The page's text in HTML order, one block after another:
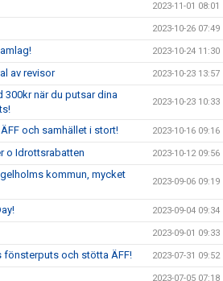
2023-11-01 08:01
2023-10-26 07:49
2023-10-24 11:30
av revisor 2023-10-23 13:57
300kr när du putsar dina
2023-10-23 10:33
och samhället i stort! 2023-10-16 09:16
o Idrottsrabatten 2023-10-12 09:56
kommun, mycket
2023-09-06 09:19
2023-09-04 09:34
2023-09-01 09:33
fönsterputs och stötta ÄFF! 2023-07-31 09:52
2023-07-05 07:18